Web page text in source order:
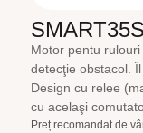
Motor pentu
detecţie obstacol.
Design cu relee
cu acelaşi
Preț recomandat de